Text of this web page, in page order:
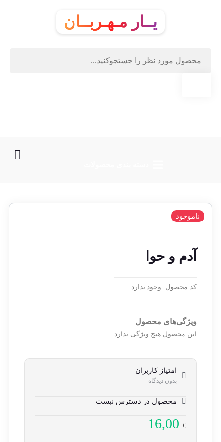
یــار مـهـربــان
آدم و حوا
کد محصول: وجود ندارد
ویژگی‌های محصول
این محصول هیچ ویژگی ندارد
امتیاز کاربران
بدون دیدگاه
محصول در دسترس نیست
16,00€
ناموجود